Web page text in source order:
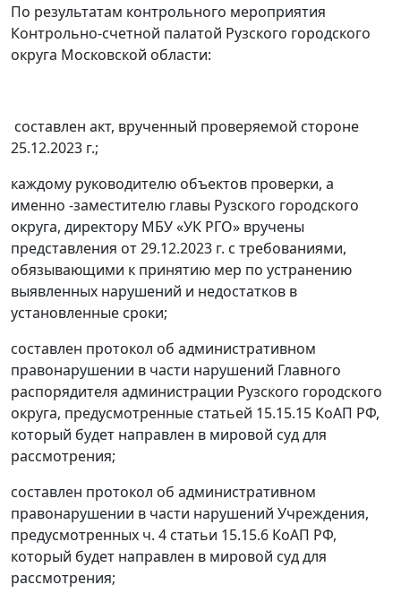
По результатам контрольного мероприятия
Контрольно-счетной палатой Рузского городского
округа Московской области:
составлен акт, врученный проверяемой стороне
25.12.2023 г.;
каждому руководителю объектов проверки, а
именно -заместителю главы Рузского городского
округа, директору МБУ «УК РГО» вручены
представления от 29.12.2023 г. с требованиями,
обязывающими к принятию мер по устранению
выявленных нарушений и недостатков в
установленные сроки;
составлен протокол об административном
правонарушении в части нарушений Главного
распорядителя администрации Рузского городского
округа, предусмотренные статьей 15.15.15 КоАП РФ,
который будет направлен в мировой суд для
рассмотрения;
составлен протокол об административном
правонарушении в части нарушений Учреждения,
предусмотренных ч. 4 статьи 15.15.6 КоАП РФ,
который будет направлен в мировой суд для
рассмотрения;